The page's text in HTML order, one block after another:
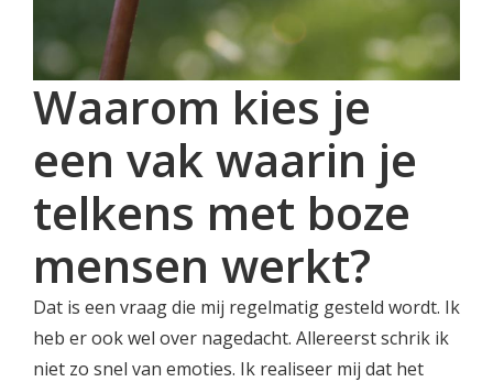
Waarom kies je
een vak waarin je
telkens met boze
mensen werkt?
Dat is een vraag die mij regelmatig gesteld wordt. Ik
heb er ook wel over nagedacht. Allereerst schrik ik
niet zo snel van emoties. Ik realiseer mij dat het